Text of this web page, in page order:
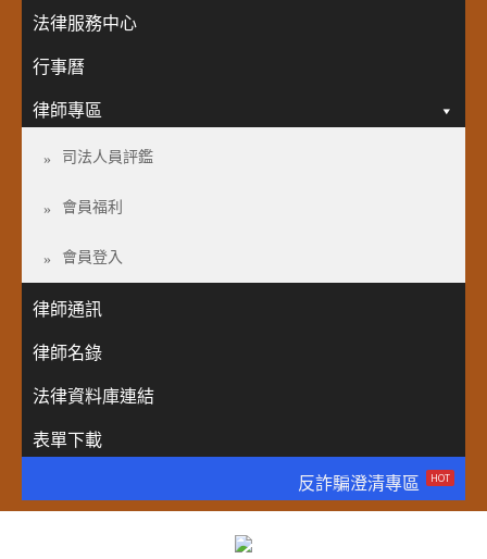
法律服務中心
行事曆
律師專區
司法人員評鑑
會員福利
會員登入
律師通訊
律師名錄
法律資料庫連結
表單下載
反詐騙澄清專區
HOT